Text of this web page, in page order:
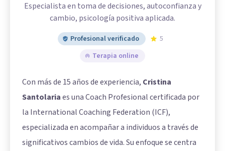
Especialista en toma de decisiones, autoconfianza y
cambio, psicología positiva aplicada.
Profesional verificado
5
Terapia online
Con más de 15 años de experiencia, Cristina
Santolariaes una Coach Profesional certificada por
la International Coaching Federation (ICF),
especializada en acompañar a individuos a través de
significativos cambios de vida. Su enfoque se centra